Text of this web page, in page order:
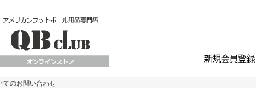
てのお問い合わせ